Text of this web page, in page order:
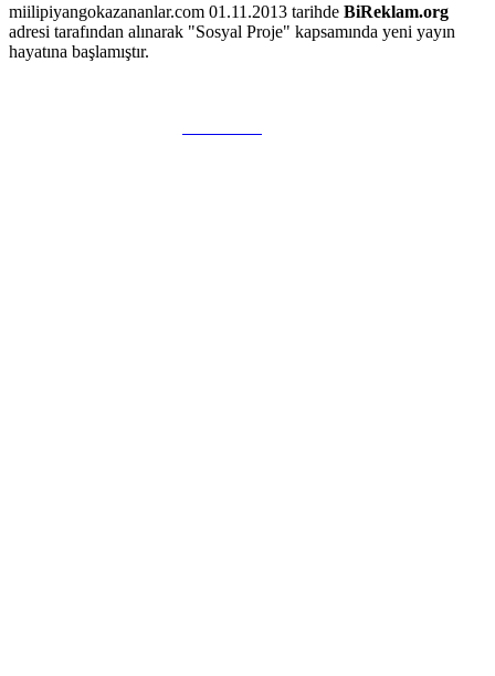
miilipiyangokazananlar.com 01.11.2013 tarihde BiReklam.org
adresi tarafından alınarak "Sosyal Proje" kapsamında yeni yayın
hayatına başlamıştır.